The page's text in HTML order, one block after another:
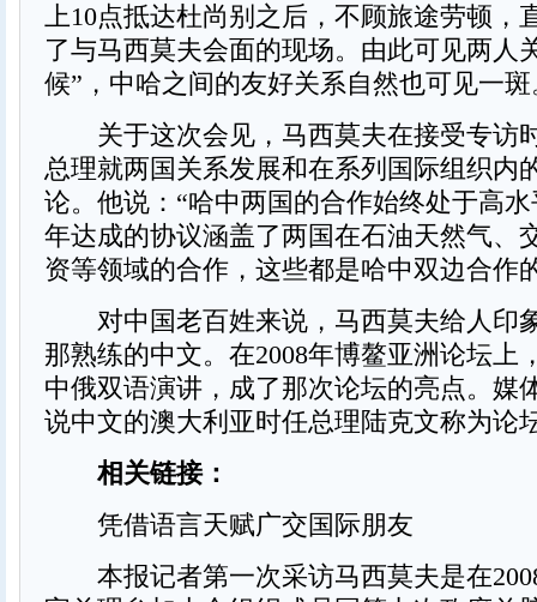
上10点抵达杜尚别之后，不顾旅途劳顿，
了与马西莫夫会面的现场。由此可见两人
候”，中哈之间的友好关系自然也可见一
关于这次会见，马西莫夫在接受专访
总理就两国关系发展和在系列国际组织内
论。他说：“哈中两国的合作始终处于高
年达成的协议涵盖了两国在石油天然气、
资等领域的合作，这些都是哈中双边合作
对中国老百姓来说，马西莫夫给人印
那熟练的中文。在2008年博鳌亚洲论坛上
中俄双语演讲，成了那次论坛的亮点。媒
说中文的澳大利亚时任总理陆克文称为论
相关链接：
凭借语言天赋广交国际朋友
本报记者第一次采访马西莫夫是在